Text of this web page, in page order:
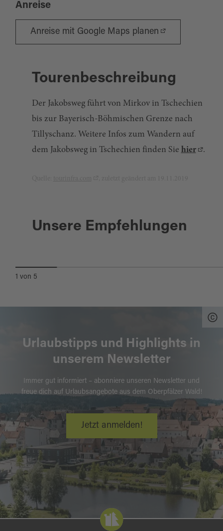
Anreise
Anreise mit Google Maps planen
Tourenbeschreibung
Der Jakobsweg führt von Mirkov in Tschechien
bis zur Bayerisch-Böhmischen Grenze nach
Tillyschanz. Weitere Infos zum Wandern auf
dem Jakobsweg in Tschechien finden Sie hier .
Unsere Empfehlungen
Stadlern
1 von 5
Urlaubstipps und Highlights in
unserem Newsletter
Immer gut informiert – abonniere unseren Newsletter und
freue dich auf Urlaubsangebote aus dem Oberpfälzer Wald!
Jetzt anmelden!